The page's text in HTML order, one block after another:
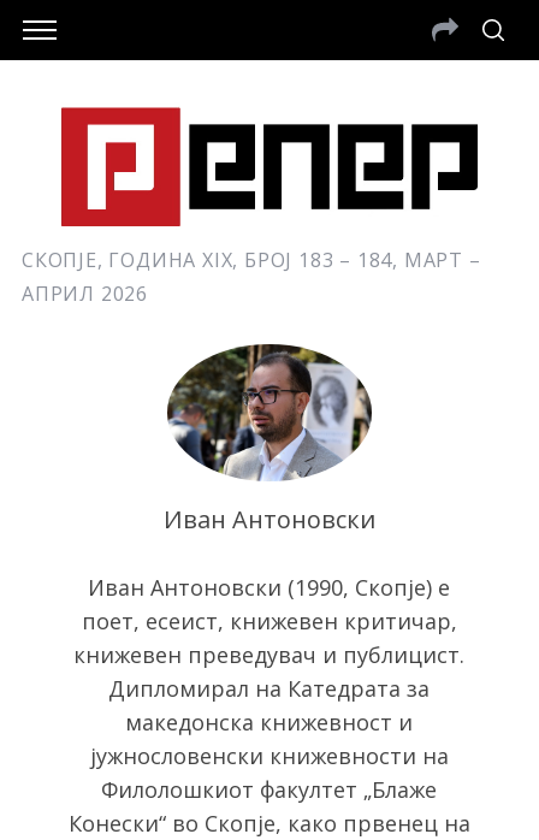
СКОПЈЕ, ГОДИНА XIX, БРОЈ 183 – 184, МАРТ –
АПРИЛ 2026
Иван Антоновски
Иван Антоновски (1990, Скопје) е
поет, есеист, книжевен критичар,
книжевен преведувач и публицист.
Дипломирал на Катедрата за
македонска книжевност и
јужнословенски книжевности на
Филолошкиот факултет „Блаже
Конески“ во Скопје, како првенец на